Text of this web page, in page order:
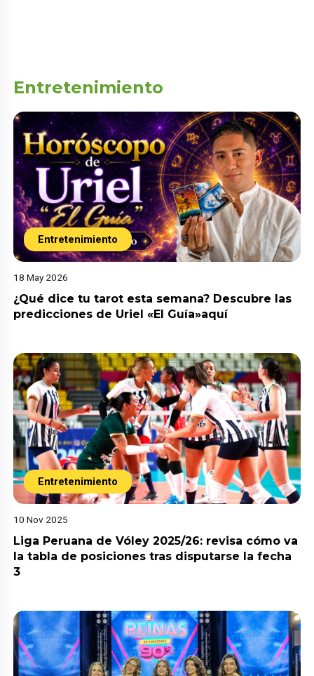
Entretenimiento
Entretenimiento
18 May 2026
¿Qué dice tu tarot esta semana? Descubre las
predicciones de Uriel «El Guía»aquí
Entretenimiento
10 Nov 2025
Liga Peruana de Vóley 2025/26: revisa cómo va
la tabla de posiciones tras disputarse la fecha
3